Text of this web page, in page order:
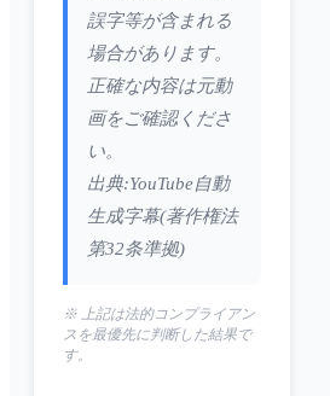
誤字等が含まれる
場合があります。
正確な内容は元動
画をご確認くださ
い。
出典:YouTube自動
生成字幕(著作権法
第32条準拠)
※ 上記は法的コンプライアン
スを最優先に判断した結果で
す。